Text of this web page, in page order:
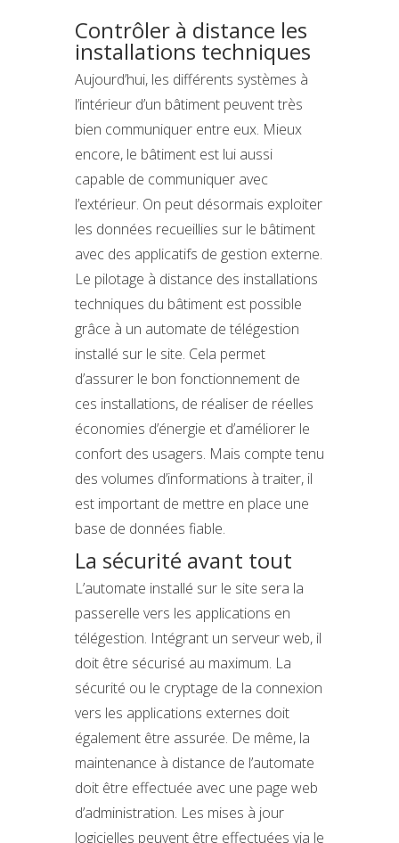
Contrôler à distance les
installations techniques
Aujourd’hui, les différents systèmes à
l’intérieur d’un bâtiment peuvent très
bien communiquer entre eux. Mieux
encore, le bâtiment est lui aussi
capable de communiquer avec
l’extérieur. On peut désormais exploiter
les données recueillies sur le bâtiment
avec des applicatifs de gestion externe.
Le pilotage à distance des installations
techniques du bâtiment est possible
grâce à un automate de télégestion
installé sur le site. Cela permet
d’assurer le bon fonctionnement de
ces installations, de réaliser de réelles
économies d’énergie et d’améliorer le
confort des usagers. Mais compte tenu
des volumes d’informations à traiter, il
est important de mettre en place une
base de données fiable.
La sécurité avant tout
L’automate installé sur le site sera la
passerelle vers les applications en
télégestion. Intégrant un serveur web, il
doit être sécurisé au maximum. La
sécurité ou le cryptage de la connexion
vers les applications externes doit
également être assurée. De même, la
maintenance à distance de l’automate
doit être effectuée avec une page web
d’administration. Les mises à jour
logicielles peuvent être effectuées via le